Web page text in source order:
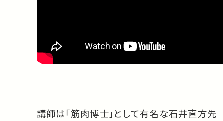
講師は「筋肉博士」として有名な石井直方先